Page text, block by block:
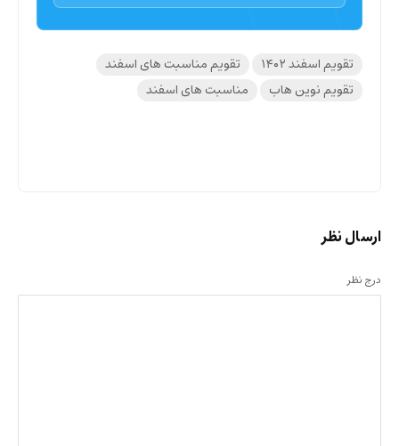
تقویم اسفند ۱۴۰۲
تقویم مناسبت های اسفند
تقویم نوین هاب
مناسبت های اسفند
ارسال نظر
درج نظر